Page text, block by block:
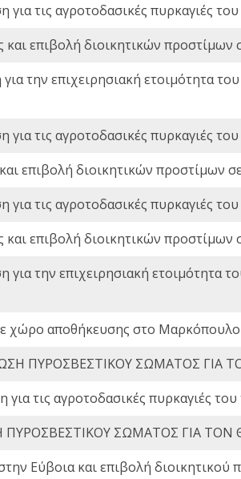
για τις αγροτοδασικές πυρκαγιές
και επιβολή διοικητικών προστίμων
την επιχειρησιακή ετοιμότητα
για τις αγροτοδασικές πυρκαγιές
επιβολή διοικητικών προστίμων
για τις αγροτοδασικές πυρκαγιές
και επιβολή διοικητικών προστίμων
για την επιχειρησιακή
χώρο αποθήκευσης στο Μαρκόπουλο
ΠΥΡΟΣΒΕΣΤΙΚΟΥ ΣΩΜΑΤΟΣ ΓΙΑ
για τις αγροτοδασικές πυρκαγιές
ΠΥΡΟΣΒΕΣΤΙΚΟΥ ΣΩΜΑΤΟΣ ΓΙΑ
Εύβοια και επιβολή διοικητικού